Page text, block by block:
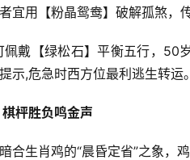
宜用【粉晶鸳鸯】破解孤煞，
佩戴【绿松石】平衡五行，50
示,危急时西方位最利逃生转运。
枰胜负鸣金声
合生肖鸡的“晨昏定省”之象，